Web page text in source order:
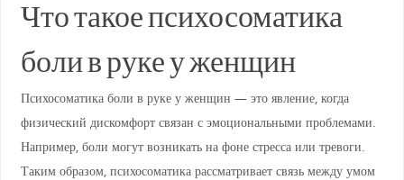
Что такое психосоматика
боли в руке у женщин
Психосоматика боли в руке у женщин — это явление, когда
физический дискомфорт связан с эмоциональными проблемами.
Например, боли могут возникать на фоне стресса или тревоги.
Таким образом, психосоматика рассматривает связь между умом